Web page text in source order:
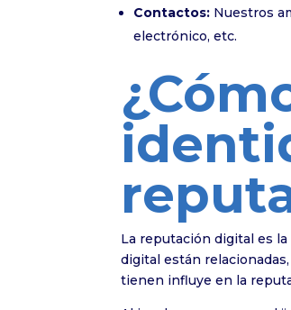
Contactos: Nuestros
electrónico, etc.
La reputación digital es
digital están
tienen influye en la